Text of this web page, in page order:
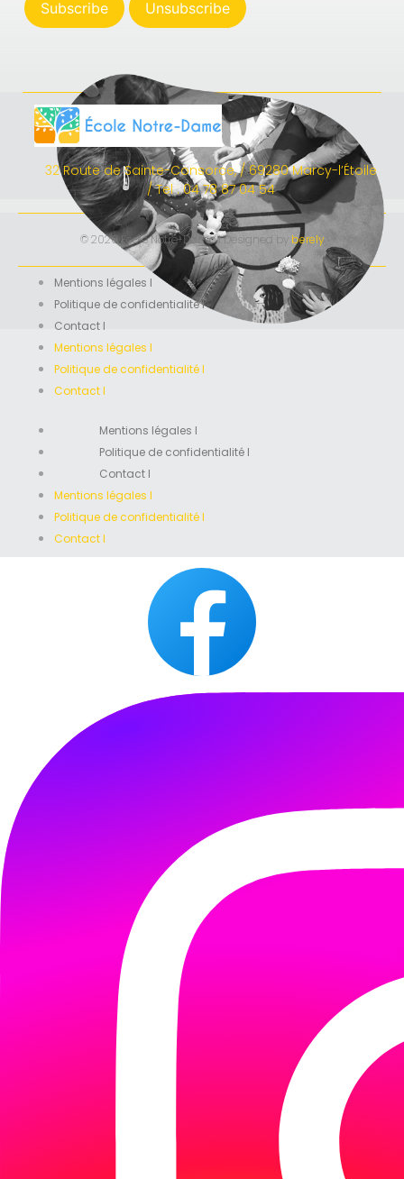
32 Route de Sainte-Consorce, / 69280 Marcy-l’Étoile
/ Tel : 04 78 87 04 54
© 2020 École Notre-Dame I Designed by berely
Mentions légales I
Politique de confidentialité I
Contact I
Mentions légales I
Politique de confidentialité I
Contact I
Mentions légales I
Politique de confidentialité I
Contact I
Mentions légales I
Politique de confidentialité I
Contact I